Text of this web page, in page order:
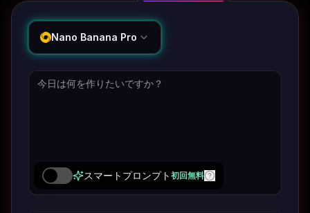
Nano Banana Pro
スマートプロンプト 初回無料